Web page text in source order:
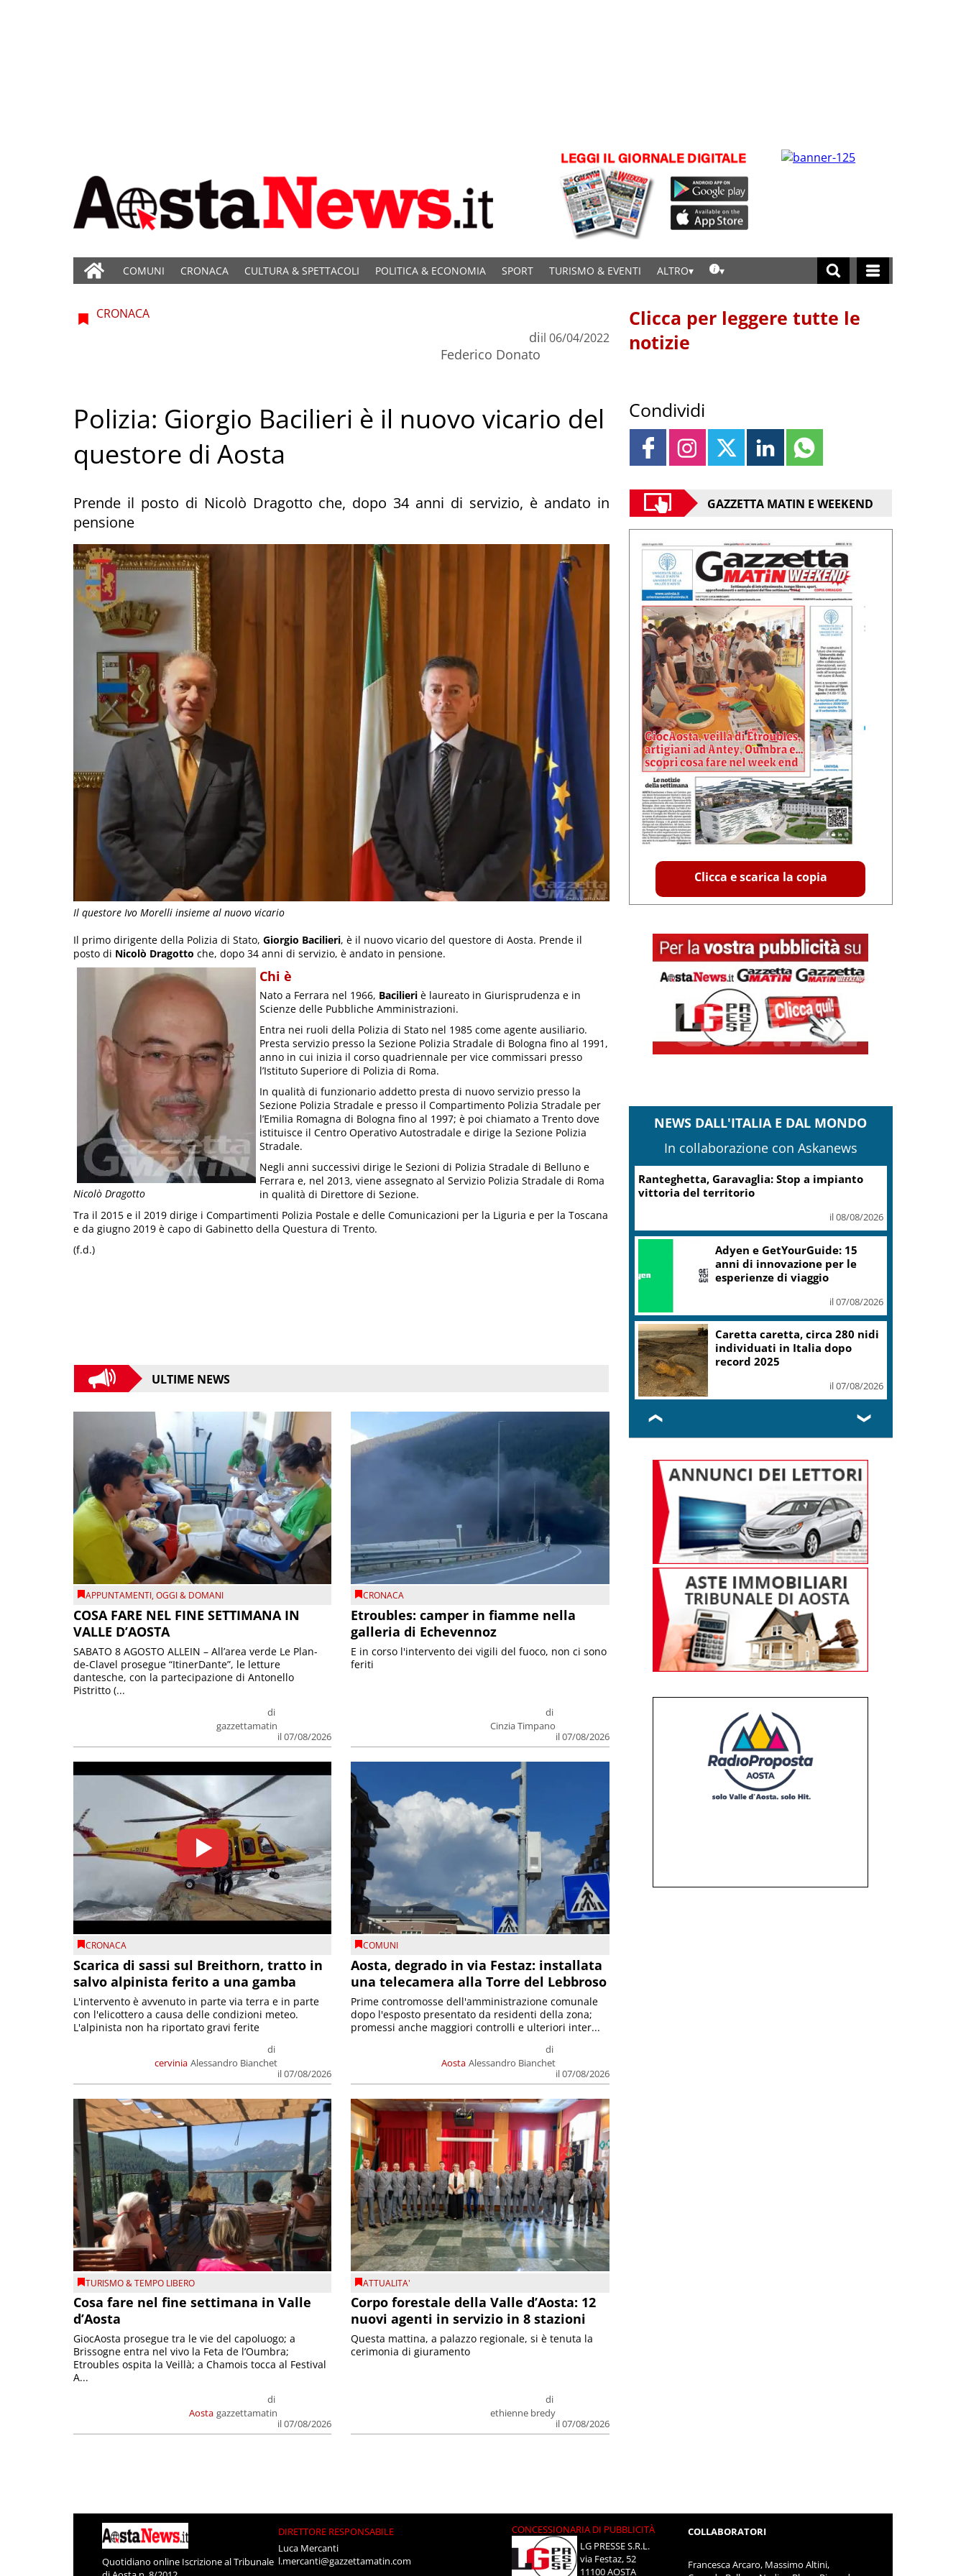
COMUNI CRONACA CULTURA & SPETTACOLI POLITICA & ECONOMIA SPORT TURISMO & EVENTI ALTRO
Il questore Ivo Morelli insieme al nuovo vicario
CRONACA
di
Federico Donato
il 06/04/2022
Polizia: Giorgio Bacilieri è il nuovo vicario del
questore di Aosta
Prende il posto di Nicolò Dragotto che, dopo 34 anni di servizio, è andato in
pensione
Il primo dirigente della Polizia di Stato, Giorgio Bacilieri, è il nuovo vicario del questore di Aosta. Prende il
posto di Nicolò Dragotto che, dopo 34 anni di servizio, è andato in pensione.
Nicolò Dragotto
Chi è
Nato a Ferrara nel 1966, Bacilieri è laureato in Giurisprudenza e in
Scienze delle Pubbliche Amministrazioni.
Entra nei ruoli della Polizia di Stato nel 1985 come agente ausiliario.
Presta servizio presso la Sezione Polizia Stradale di Bologna fino al 1991,
anno in cui inizia il corso quadriennale per vice commissari presso
l’Istituto Superiore di Polizia di Roma.
In qualità di funzionario addetto presta di nuovo servizio presso la
Sezione Polizia Stradale e presso il Compartimento Polizia Stradale per
l’Emilia Romagna di Bologna fino al 1997; è poi chiamato a Trento dove
istituisce il Centro Operativo Autostradale e dirige la Sezione Polizia
Stradale.
Negli anni successivi dirige le Sezioni di Polizia Stradale di Belluno e
Ferrara e, nel 2013, viene assegnato al Servizio Polizia Stradale di Roma
in qualità di Direttore di Sezione.
Tra il 2015 e il 2019 dirige i Compartimenti Polizia Postale e delle Comunicazioni per la Liguria e per la Toscana
e da giugno 2019 è capo di Gabinetto della Questura di Trento.
(f.d.)
ULTIME NEWS
APPUNTAMENTI,OGGI & DOMANI
COSA FARE NEL FINE SETTIMANA IN
VALLE D’AOSTA
di
gazzettamatin
il 07/08/2026
SABATO 8 AGOSTO ALLEIN – All’area verde Le Plan-
de-Clavel prosegue “ItinerDante”, le letture
dantesche, con la partecipazione di Antonello
Pistritto (...
CRONACA
Etroubles: camper in fiamme nella
galleria di Echevennoz
di
Cinzia Timpano
il 07/08/2026
E in corso l'intervento dei vigili del fuoco, non ci sono
feriti
CRONACA
Scarica di sassi sul Breithorn, tratto in
salvo alpinista ferito a una gamba
cervinia
di
Alessandro Bianchet
il 07/08/2026
L'intervento è avvenuto in parte via terra e in parte
con l'elicottero a causa delle condizioni meteo.
L'alpinista non ha riportato gravi ferite
COMUNI
Aosta, degrado in via Festaz: installata
una telecamera alla Torre del Lebbroso
Aosta
di
Alessandro Bianchet
il 07/08/2026
Prime contromosse dell'amministrazione comunale
dopo l'esposto presentato da residenti della zona;
promessi anche maggiori controlli e ulteriori inter...
TURISMO & TEMPO LIBERO
Cosa fare nel fine settimana in Valle
d’Aosta
Aosta
di
gazzettamatin
il 07/08/2026
GiocAosta prosegue tra le vie del capoluogo; a
Brissogne entra nel vivo la Feta de l’Oumbra;
Etroubles ospita la Veillà; a Chamois tocca al Festival
A...
ATTUALITA'
Corpo forestale della Valle d’Aosta: 12
nuovi agenti in servizio in 8 stazioni
di
ethienne bredy
il 07/08/2026
Questa mattina, a palazzo regionale, si è tenuta la
cerimonia di giuramento
Clicca per leggere tutte le
notizie
Condividi
GAZZETTA MATIN E WEEKEND
Clicca e scarica la copia
NEWS DALL'ITALIA E DAL MONDO
In collaborazione con Askanews
Ranteghetta, Garavaglia: Stop a impianto
vittoria del territorio
il 08/08/2026
Adyen e GetYourGuide: 15
anni di innovazione per le
esperienze di viaggio
il 07/08/2026
Caretta caretta, circa 280 nidi
individuati in Italia dopo
record 2025
il 07/08/2026
❮ ❯
Quotidiano online Iscrizione al Tribunale
DIRETTORE RESPONSABILE
Luca Mercanti
l.mercanti@gazzettamatin.com
CONCESSIONARIA DI PUBBLICITÀ
LG PRESSE S.R.L.
via Festaz, 52
11100 AOSTA
COLLABORATORI
Francesca Arcaro, Massimo Altini,